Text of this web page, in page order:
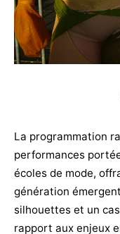
La programmation
performances
écoles de mode,
génération
silhouettes et un
rapport aux enjeux